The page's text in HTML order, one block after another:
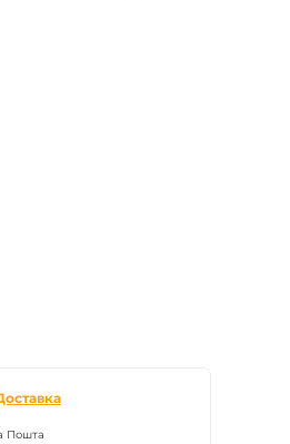
Пошта